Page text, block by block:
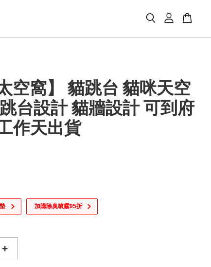
空窩】 貓跳台 貓咪天空
台設計 貓牆設計 可到府
作天出貨
加購除臭噴霧95折
+